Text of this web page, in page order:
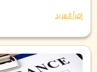
إقرأ المزيد